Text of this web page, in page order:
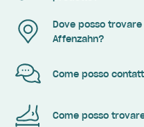
Dove posso
Affenzahn?
Come posso
Come posso